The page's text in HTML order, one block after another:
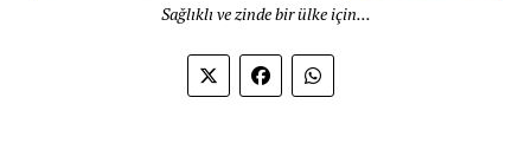
Sağlıklı ve zinde bir ülke için...